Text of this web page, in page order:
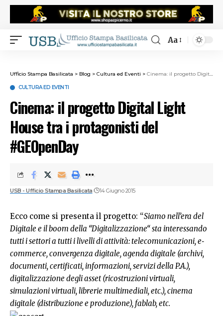
Aa
Ufficio Stampa Basilicata > Blog > Cultura ed Eventi > Cinema: il progetto Digital Light House tra i protagonisti del #GEOpenDay
CULTURA ED EVENTI
Cinema: il progetto Digital Light
House tra i protagonisti del
#GEOpenDay
USB - Ufficio Stampa Basilicata 14 Giugno 2015
Ecco come si presenta il progetto: “Siamo nell’era del
Digitale e il boom della “Digitalizzazione“ sta interessando
tutti i settori a tutti i livelli di attività: telecomunicazioni, e‐
commerce, convergenza digitale, agenda digitale (archivi,
documenti, certificati, informazioni, servizi della P.A.),
digitalizzazione degli asset (ricostruzioni virtuali,
simulazioni virtuali, librerie multimediali, etc.), cinema
digitale (distribuzione e produzione), fablab, etc.